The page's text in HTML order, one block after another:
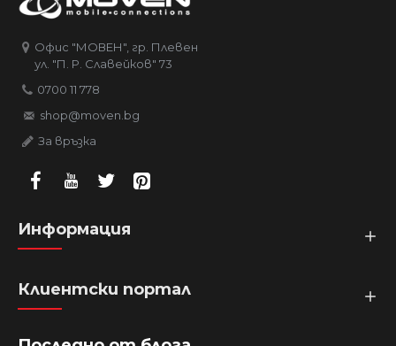
Офис "МОВЕН", гр. Плевен
ул. "П. Р. Славейков" 73
0700 11 778
shop@moven.bg
За връзка
Информация
Клиентски портал